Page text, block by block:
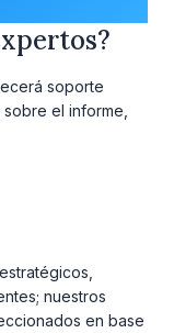
soporte
el informe,
nuestros
en base